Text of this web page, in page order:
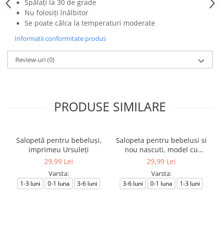
Spălați la 30 de grade
Nu folosiți înălbitor
Se poate călca la temperaturi moderate
Informatii conformitate produs
Review-uri(0)
PRODUSE SIMILARE
Salopetă pentru bebeluși,
imprimeu Ursuleți
29,99 Lei
Varsta:
1-3 luni 0-1 luna 3-6 luni
Salopeta pentru bebelusi si
nou nascuti, model cu
Ursuleti
29,99 Lei
Varsta:
3-6 luni 0-1 luna 1-3 luni